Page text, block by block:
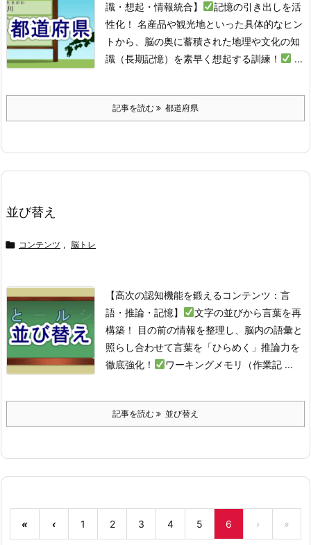
識・想起・情報統合】
記憶の引き出しを活
性化！ 名産品や観光地といった具体的なヒン
トから、脳の奥に蓄積された地理や文化の知
識（長期記憶）を素早く想起する訓練！
...
記事を読む 都道府県
並び替え
 コンテンツ , 脳トレ
【高次の認知機能を鍛えるコンテンツ：言
語・推論・記憶】
文字の並びから言葉を再
構築！ 目の前の情報を整理し、脳内の語彙と
照らし合わせて言葉を「ひらめく」推論力を
徹底強化！
ワーキングメモリ（作業記 ...
記事を読む 並び替え
« ‹ 1 2 3 4 5 6 › »